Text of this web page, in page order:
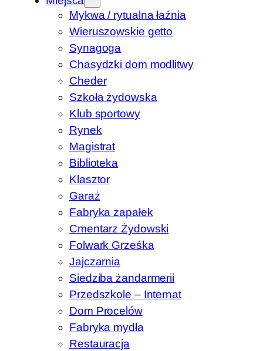
Mykwa / rytualna łaźnia
Wieruszowskie getto
Synagoga
Chasydzki dom modlitwy
Cheder
Szkoła żydowska
Klub sportowy
Rynek
Magistrat
Biblioteka
Klasztor
Garaż
Fabryka zapałek
Cmentarz Żydowski
Folwark Grześka
Jajczarnia
Siedziba żandarmerii
Przedszkole – Internat
Dom Procelów
Fabryka mydła
Restauracja